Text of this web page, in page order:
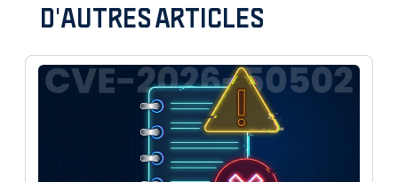
D'AUTRES ARTICLES